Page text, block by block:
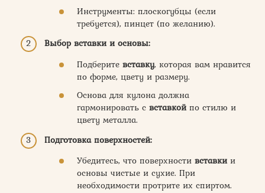
Инструменты: плоскогубцы (если
требуется), пинцет (по желанию).
Выбор вставки и основы:
Подберите вставку, которая вам нравится
по форме, цвету и размеру.
Основа для кулона должна
гармонировать с вставкойпо стилю и
цвету металла.
Подготовка поверхностей:
Убедитесь, что поверхности вставкии
основы чистые и сухие. При
необходимости протрите их спиртом.